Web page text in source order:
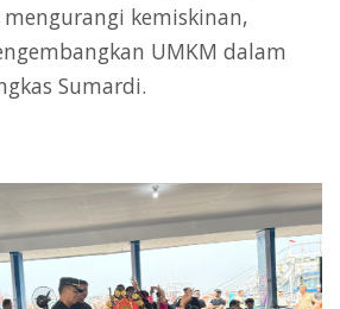
kemiskinan,
UMKM dalam
Sumardi.